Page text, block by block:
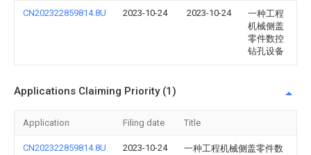
CN202322859814.8U 2023-10-24 2023-10-24
一种工程
机械侧盖
零件数控
钻孔设备
Applications Claiming Priority (1)
Application Filing date Title
CN202322859814.8U 2023-10-24
一种工程机械侧盖零件数